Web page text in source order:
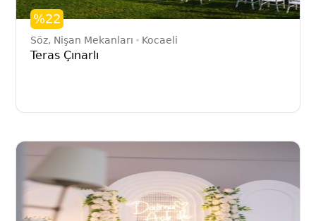
%22
Söz, Nişan Mekanları Kocaeli
Teras Çınarlı